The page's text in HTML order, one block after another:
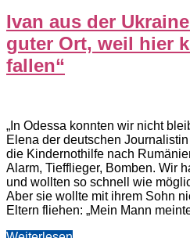
Ivan aus der
guter Ort, weil hier
fallen“
„In Odessa konnten wir nicht
Elena der deutschen
die Kindernothilfe nach
Alarm, Tiefflieger, Bomben. Wir
und wollten so schnell wie
Aber sie wollte mit ihrem Sohn
Eltern fliehen: „Mein Mann